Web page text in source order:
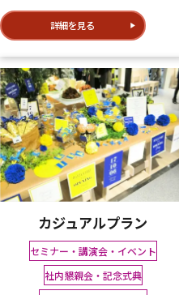
詳細を見る
カジュアルプラン
セミナー・講演会・イベント
社内懇親会・記念式典